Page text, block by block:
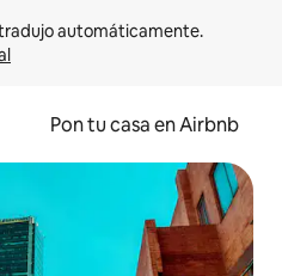
Pon tu casa en Airbnb